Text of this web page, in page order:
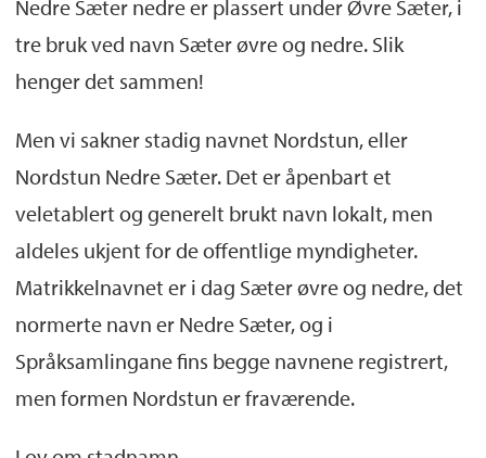
Nedre Sæter nedre er plassert under Øvre Sæter, i
tre bruk ved navn Sæter øvre og nedre. Slik
henger det sammen!
Men vi sakner stadig navnet Nordstun, eller
Nordstun Nedre Sæter. Det er åpenbart et
veletablert og generelt brukt navn lokalt, men
aldeles ukjent for de offentlige myndigheter.
Matrikkelnavnet er i dag Sæter øvre og nedre, det
normerte navn er Nedre Sæter, og i
Språksamlingane fins begge navnene registrert,
men formen Nordstun er fraværende.